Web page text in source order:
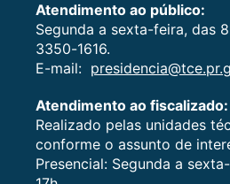
Atendimento ao público:
Segunda a sexta-feira, das
3350-1616.
E-mail:
Atendimento ao fiscalizado:
Realizado pelas unidades
conforme o assunto de
Presencial: Segunda a